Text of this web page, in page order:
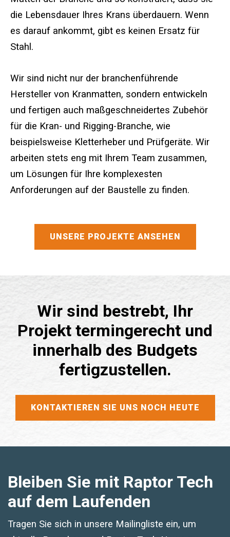
Häufig gestellte Fragen
Patentinformationen
Über
Anmeldung für SMS und E-Mail
die Lebensdauer Ihres Krans überdauern. Wenn
es darauf ankommt, gibt es keinen Ersatz für
Stahl.
Wir sind nicht nur der branchenführende
Hersteller von Kranmatten, sondern entwickeln
und fertigen auch maßgeschneidertes Zubehör
für die Kran- und Rigging-Branche, wie
beispielsweise Kletterheber und Prüfgeräte. Wir
arbeiten stets eng mit Ihrem Team zusammen,
um Lösungen für Ihre komplexesten
Anforderungen auf der Baustelle zu finden.
UNSERE PROJEKTE ANSEHEN
Wir sind bestrebt, Ihr
Projekt termingerecht und
innerhalb des Budgets
fertigzustellen.
KONTAKTIEREN SIE UNS NOCH HEUTE
Bleiben Sie mit Raptor Tech
auf dem Laufenden
Tragen Sie sich in unsere Mailingliste ein, um